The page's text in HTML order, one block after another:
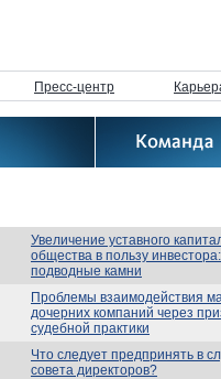
Пресс-центр
Увеличение уставного
общества в пользу
подводные камни
Проблемы взаимодействия
дочерних компаний через
судебной практики
Что следует предпринять в
совета директоров?